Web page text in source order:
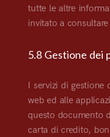
tutte le altre
invitato a
5.8 Gestione dei
I servizi di gestione
web ed alle
questo documento
carta di credito,